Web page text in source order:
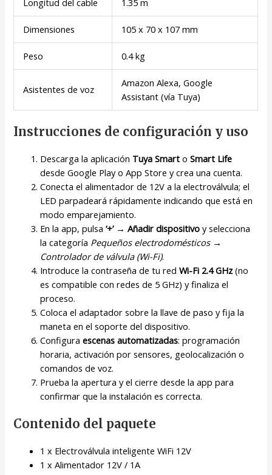
Dimensiones 105 x 70 x 107 mm
Peso 0.4 kg
Asistentes de voz
Amazon Alexa, Google
Assistant (vía Tuya)
Instrucciones de configuración y uso
Descarga la aplicación Tuya Smart oSmart Life
desde Google Play o App Store y crea una cuenta.
Conecta el alimentador de 12V a la electroválvula; el
LED parpadeará rápidamente indicando que está en
modo emparejamiento.
En la app, pulsa‘+’ → Añadir dispositivo y selecciona
la categoría Pequeños electrodomésticos →
Controlador de válvula (Wi-Fi).
Introduce la contraseña de tu redWi-Fi 2.4 GHz(no
es compatible con redes de 5 GHz) y finaliza el
proceso.
Coloca el adaptador sobre la llave de paso y fija la
maneta en el soporte del dispositivo.
Configuraescenas automatizadas: programación
horaria, activación por sensores, geolocalización o
comandos de voz.
Prueba la apertura y el cierre desde la app para
confirmar que la instalación es correcta.
Contenido del paquete
1 x Electroválvula inteligente WiFi 12V
1 x Alimentador 12V / 1A